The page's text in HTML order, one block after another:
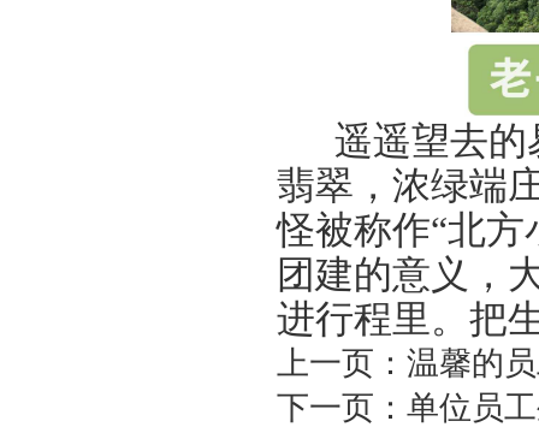
遥遥望去的
翡翠，浓绿端
怪被称作“北方
团建的意义，
进行程里。把
上一页： 温馨的
下一页： 单位员